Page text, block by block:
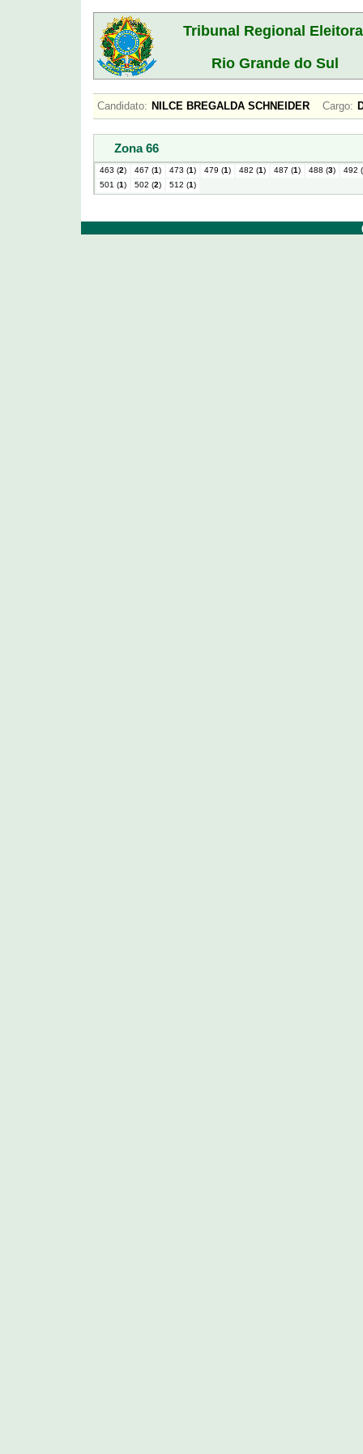
Tribunal Regional
Rio Grande do Sul
Candidato: NILCE BREGALDA SCHNEIDER Cargo:
Zona 66
463 (2) 467 (1) 473 (1) 479 (1) 482 (1) 487 (1) 488 (3)
492 (
501 (1) 502 (2) 512 (1)